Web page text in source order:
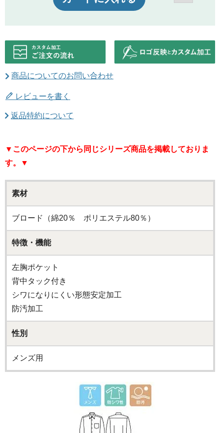
商品についてのお問い合わせ
レビューを書く
返品特約について
▼このページの下から同じシリーズ商品を掲載しておりま
す。▼
素材
ブロード（綿20％ ポリエステル80％）
特徴・機能
左胸ポケット
背中タック付き
シワになりにくい形態安定加工
防汚加工
性別
メンズ用